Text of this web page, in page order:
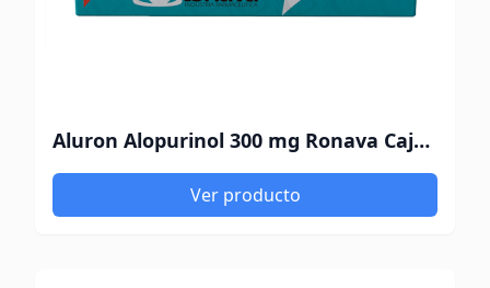
Aluron Alopurinol 300 mg Ronava Caja x 20 Comprimidos
Ver producto